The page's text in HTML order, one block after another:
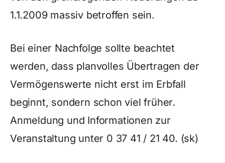
1.1.2009 massiv betroffen sein.
Bei einer Nachfolge sollte beachtet
werden, dass planvolles Übertragen der
Vermögenswerte nicht erst im Erbfall
beginnt, sondern schon viel früher.
Anmeldung und Informationen zur
Veranstaltung unter 0 37 41 / 21 40. (sk)